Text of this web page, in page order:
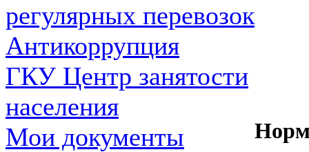
регулярных перевозок
Антикоррупция
ГКУ Центр занятости
населения
Мои документы